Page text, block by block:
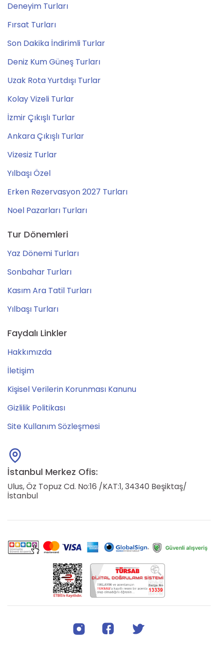
Deneyim Turları
Fırsat Turları
Son Dakika İndirimli Turlar
Deniz Kum Güneş Turları
Uzak Rota Yurtdışı Turlar
Kolay Vizeli Turlar
İzmir Çıkışlı Turlar
Ankara Çıkışlı Turlar
Vizesiz Turlar
Yılbaşı Özel
Erken Rezervasyon 2027 Turları
Noel Pazarları Turları
Tur Dönemleri
Yaz Dönemi Turları
Sonbahar Turları
Kasım Ara Tatil Turları
Yılbaşı Turları
Faydalı Linkler
Hakkımızda
İletişim
Kişisel Verilerin Korunması Kanunu
Gizlilik Politikası
Site Kullanım Sözleşmesi
İstanbul Merkez Ofis:
Ulus, Öz Topuz Cd. No:16 /KAT:1, 34340 Beşiktaş/
İstanbul